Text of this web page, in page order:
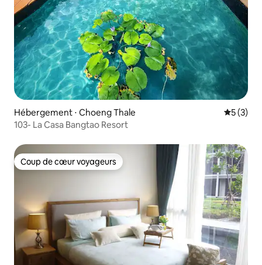
Hébergement ⋅ Choeng Thale
5 (3)
103- La Casa Bangtao Resort
Coup de cœur voyageurs
Coup de cœur voyageurs